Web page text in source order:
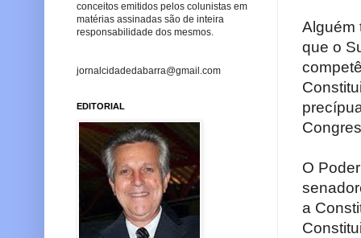
Alguém
que o
O
a
conceitos emitidos pelos colunistas em
matérias assinadas são de inteira
responsabilidade dos mesmos.
jornalcidadedabarra@gmail.com
EDITORIAL